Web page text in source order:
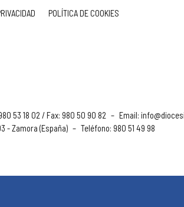
POLÍTICA DE COOKIES
53 18 02 / Fax: 980 50 90 82 – Email:
- Zamora (España) – Teléfono: 980 51 49 98